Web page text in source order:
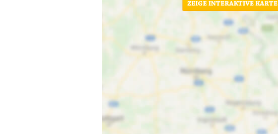
ZEIGE INTERAKTIVE KARTE